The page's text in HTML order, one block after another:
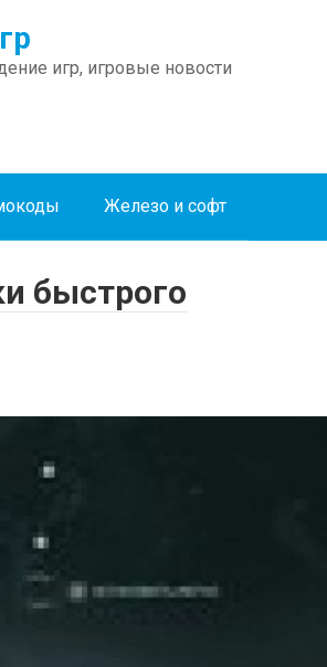
игр, игровые новости
Железо и софт
быстрого